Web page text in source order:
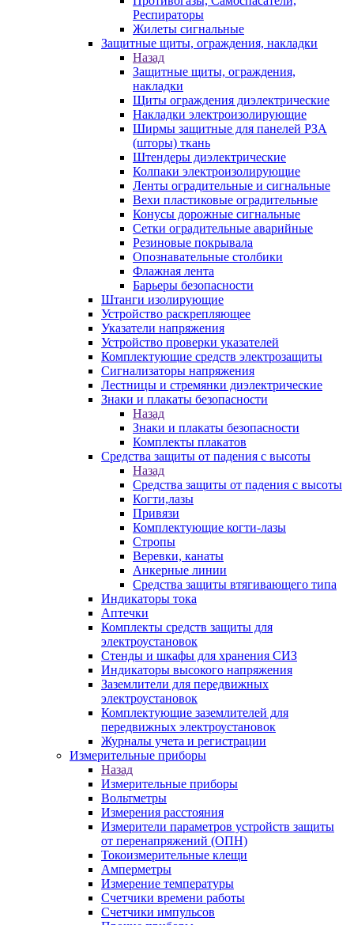
Респираторы
Жилеты сигнальные
Защитные щиты, ограждения, накладки
Назад
Защитные щиты, ограждения,
накладки
Щиты ограждения диэлектрические
Накладки электроизолирующие
Ширмы защитные для панелей РЗА
(шторы) ткань
Штендеры диэлектрические
Колпаки электроизолирующие
Ленты оградительные и сигнальные
Вехи пластиковые оградительные
Конусы дорожные сигнальные
Сетки оградительные аварийные
Резиновые покрывала
Опознавательные столбики
Флажная лента
Барьеры безопасности
Штанги изолирующие
Устройство раскрепляющее
Указатели напряжения
Устройство проверки указателей
Комплектующие средств электрозащиты
Сигнализаторы напряжения
Лестницы и стремянки диэлектрические
Знаки и плакаты безопасности
Назад
Знаки и плакаты безопасности
Комплекты плакатов
Средства защиты от падения с высоты
Назад
Средства защиты от падения с высоты
Когти,лазы
Привязи
Комплектующие когти-лазы
Стропы
Веревки, канаты
Анкерные линии
Средства защиты втягивающего типа
Индикаторы тока
Аптечки
Комплекты средств защиты для
электроустановок
Стенды и шкафы для хранения СИЗ
Индикаторы высокого напряжения
Заземлители для передвижных
электроустановок
Комплектующие заземлителей для
передвижных электроустановок
Журналы учета и регистрации
Измерительные приборы
Назад
Измерительные приборы
Вольтметры
Измерения расстояния
Измерители параметров устройств защиты
от перенапряжений (ОПН)
Токоизмерительные клещи
Амперметры
Измерение температуры
Счетчики времени работы
Счетчики импульсов